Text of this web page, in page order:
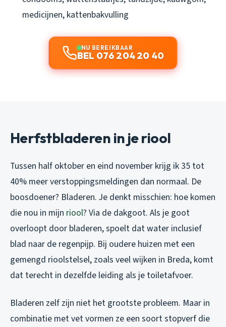
medicijnen, kattenbakvulling
NU BEREIKBAAR
BEL 076 204 20 40
Herfstbladeren in je riool
Tussen half oktober en eind november krijg ik 35 tot
40% meer verstoppingsmeldingen dan normaal. De
boosdoener? Bladeren. Je denkt misschien: hoe komen
die nou in mijn riool? Via de dakgoot. Als je goot
overloopt door bladeren, spoelt dat water inclusief
blad naar de regenpijp. Bij oudere huizen met een
gemengd rioolstelsel, zoals veel wijken in Breda, komt
dat terecht in dezelfde leiding als je toiletafvoer.
Bladeren zelf zijn niet het grootste probleem. Maar in
combinatie met vet vormen ze een soort stopverf die